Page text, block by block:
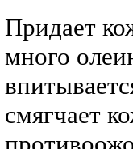
Придает
много
смягчает